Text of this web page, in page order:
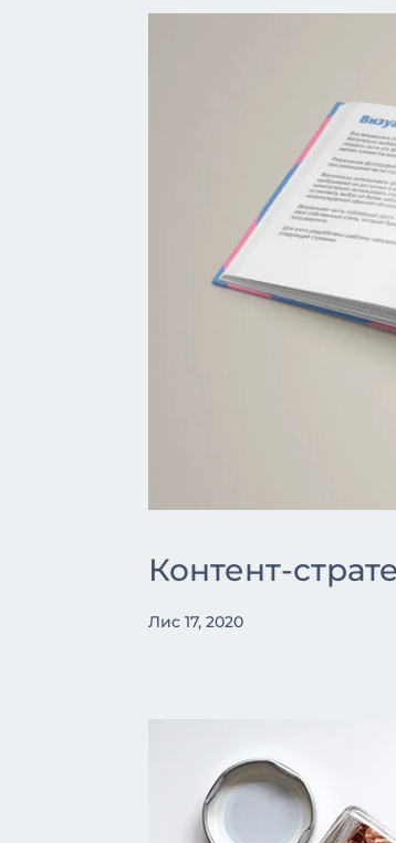
Контент-
Лис 17, 2020